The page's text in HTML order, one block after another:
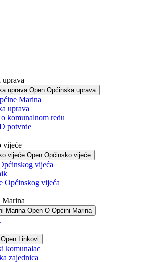
uprava
uprava Open Općinska uprava
Marina
uprava
komunalnom redu
potvrde
vijeće
vijeće Open Općinsko vijeće
vijeća
Općinskog vijeća
Marina
Marina Open O Općini Marina
Open Linkovi
komunalac
zajednica